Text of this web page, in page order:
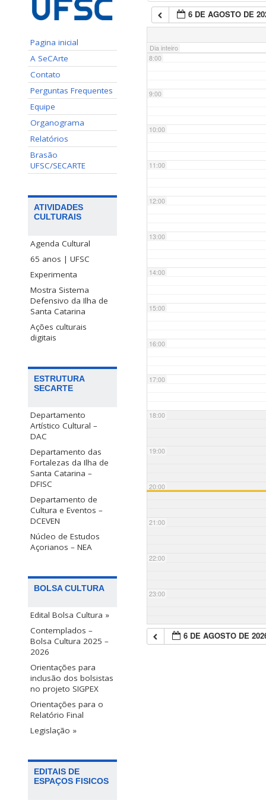
Pagina inicial
A SeCArte
Contato
Perguntas Frequentes
Equipe
Organograma
Relatórios
Brasão
UFSC/SECARTE
ATIVIDADES
CULTURAIS
Agenda Cultural
65 anos | UFSC
Experimenta
Mostra Sistema
Defensivo da Ilha de
Santa Catarina
Ações culturais
digitais
ESTRUTURA
SECARTE
Departamento
Artístico Cultural –
DAC
Departamento das
Fortalezas da Ilha de
Santa Catarina –
DFISC
Departamento de
Cultura e Eventos –
DCEVEN
Núcleo de Estudos
Açorianos – NEA
BOLSA CULTURA
Edital Bolsa Cultura »
Contemplados –
Bolsa Cultura 2025 –
2026
Orientações para
inclusão dos bolsistas
no projeto SIGPEX
Orientações para o
Relatório Final
Legislação »
EDITAIS DE
ESPAÇOS FISICOS
6 DE AGOSTO DE
Dia inteiro
7:00
8:00
9:00
10:00
11:00
12:00
13:00
14:00
15:00
16:00
17:00
18:00
19:00
20:00
21:00
22:00
23:00
6 DE AGOSTO DE